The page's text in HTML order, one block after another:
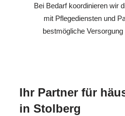
Bei Bedarf koordinieren wir
mit Pflegediensten und
bestmögliche
Ihr Partner für
in Stolberg